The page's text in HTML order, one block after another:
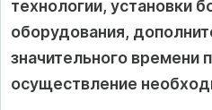
технологии, установки
оборудования,
значительного времени
осуществление